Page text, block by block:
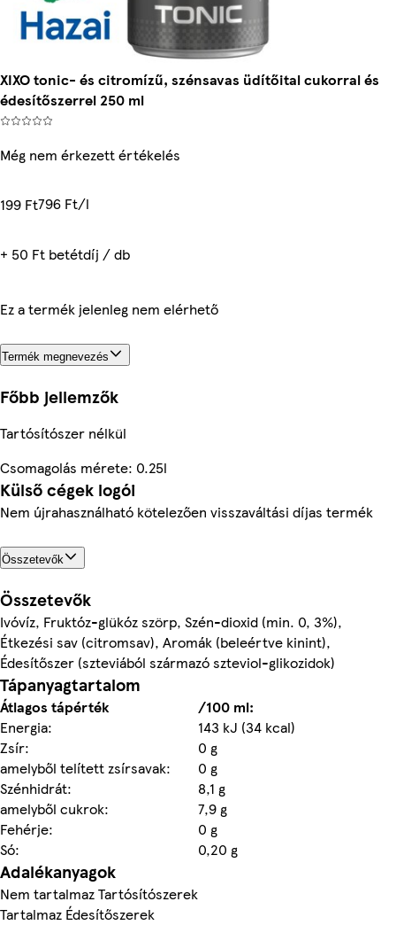
XIXO tonic- és citromízű, szénsavas üdítőital cukorral és
édesítőszerrel 250 ml
Még nem érkezett értékelés
199 Ft796 Ft/l
+ 50 Ft betétdíj / db
Ez a termék jelenleg nem elérhető
Termék megnevezés
Főbb jellemzők
Tartósítószer nélkül
Csomagolás mérete: 0.25l
Külső cégek logói
Nem újrahasználható kötelezően visszaváltási díjas termék
Összetevők
Összetevők
Ivóvíz, Fruktóz-glükóz szörp, Szén-dioxid (min. 0, 3%),
Étkezési sav (citromsav), Aromák (beleértve kinint),
Édesítőszer (szteviából származó szteviol-glikozidok)
Tápanyagtartalom
Átlagos tápérték
/100 ml:
Energia:
143 kJ (34 kcal)
Zsír:
0 g
amelyből telített zsírsavak:
0 g
Szénhidrát:
8,1 g
amelyből cukrok:
7,9 g
Fehérje:
0 g
Só:
0,20 g
Adalékanyagok
Nem tartalmaz Tartósítószerek
Tartalmaz Édesítőszerek